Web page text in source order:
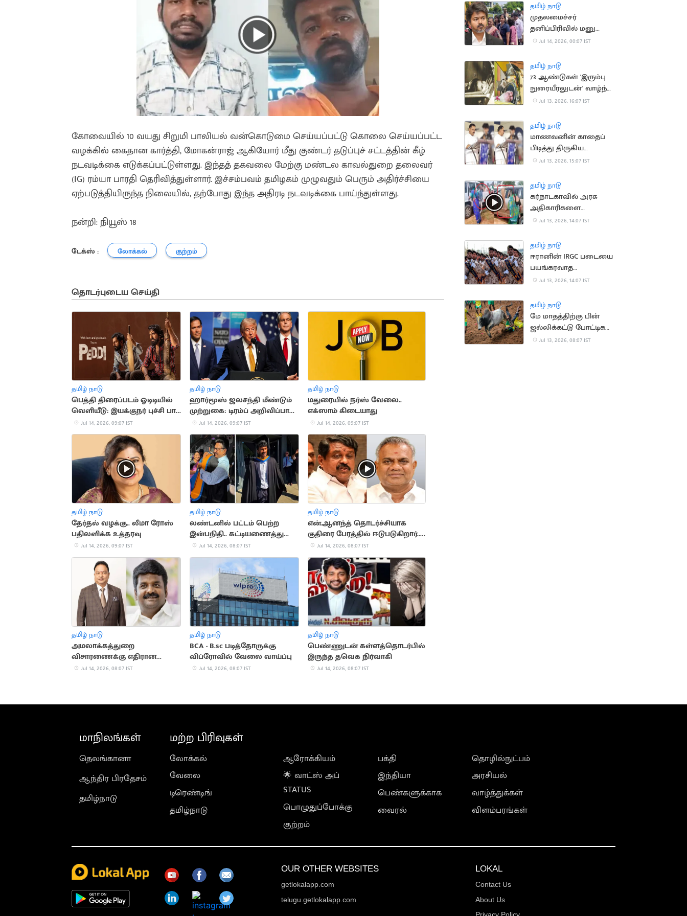
கோவையில் 10 வயது சிறுமி பாலியல் வன்கொடுமை செய்யப்பட்டு கொலை செய்யப்பட்ட
வழக்கில் கைதான கார்த்தி, மோகன்ராஜ் ஆகியோர் மீது குண்டர் தடுப்புச் சட்டத்தின் கீழ்
நடவடிக்கை எடுக்கப்பட்டுள்ளது. இந்தத் தகவலை மேற்கு மண்டல காவல்துறை தலைவர்
(IG) ரம்யா பாரதி தெரிவித்துள்ளார். இச்சம்பவம் தமிழகம் முழுவதும் பெரும் அதிர்ச்சியை
ஏற்படுத்தியிருந்த நிலையில், தற்போது இந்த அதிரடி நடவடிக்கை பாய்ந்துள்ளது.
நன்றி: நியூஸ் 18
டேக்ஸ் : லோக்கல் குற்றம்
தொடர்புடைய செய்தி
தமிழ் நாடு
பெத்தி திரைப்படம் ஓடிடியில்
வெளியீடு: இயக்குநர் புச்சி பாபு
சானா நெகிழ்ச்சி
Jul 14, 2026, 09:07 IST
தமிழ் நாடு
ஹார்மூஸ் ஜலசந்தி மீண்டும்
முற்றுகை: டிரம்ப் அறிவிப்பால்
பதற்றம்
Jul 14, 2026, 09:07 IST
தமிழ் நாடு
மதுரையில் நர்ஸ் வேலை..
எக்ஸாம் கிடையாது
Jul 14, 2026, 09:07 IST
தமிழ் நாடு
தேர்தல் வழக்கு.. லீமா ரோஸ்
பதிலளிக்க உத்தரவு
Jul 14, 2026, 09:07 IST
தமிழ் நாடு
லண்டனில் பட்டம் பெற்ற
இன்பநிதி.. கட்டியணைத்து
வாழ்த்திய மு.க.ஸ்டாலின்
Jul 14, 2026, 08:07 IST
தமிழ் நாடு
என்.ஆனந்த் தொடர்ச்சியாக
குதிரை பேரத்தில் ஈடுபடுகிறார்..
நயினார்
Jul 14, 2026, 08:07 IST
தமிழ் நாடு
அமலாக்கத்துறை
விசாரணைக்கு எதிரான
மனுவை திரும்ப பெற்றார்
Jul 14, 2026, 08:07 IST
தமிழ் நாடு
BCA - B.sc படித்தோருக்கு
விப்ரோவில் வேலை வாய்ப்பு
Jul 14, 2026, 08:07 IST
தமிழ் நாடு
பெண்ணுடன் கள்ளத்தொடர்பில்
இருந்த தவெக நிர்வாகி
Jul 14, 2026, 08:07 IST
தமிழ் நாடு
முதலமைச்சர்
தனிப்பிரிவில் மனு
அளிக்க முடியாமல்
Jul 14, 2026, 00:07 IST
தமிழ் நாடு
73 ஆண்டுகள் 'இரும்பு
நுரையீரலுடன்' வாழ்ந்த
அமெரிக்க பெண்
Jul 13, 2026, 16:07 IST
தமிழ் நாடு
மாணவனின் காதைப்
பிடித்து திருகிய
முன்னாள் அமைச்சர்
Jul 13, 2026, 15:07 IST
தமிழ் நாடு
கர்நாடகாவில் அரசு
அதிகாரிகளை
துடைப்பத்தால்
Jul 13, 2026, 14:07 IST
தமிழ் நாடு
ஈரானின் IRGC படையை
பயங்கரவாத
அமைப்பாக அறிவித்தது
Jul 13, 2026, 14:07 IST
தமிழ் நாடு
மே மாதத்திற்கு பின்
ஜல்லிக்கட்டு போட்டிகள்
நடத்தக்கூடாது..
Jul 13, 2026, 08:07 IST
மாநிலங்கள்
தெலங்கானா
ஆந்திர பிரதேசம்
தமிழ்நாடு
மற்ற பிரிவுகள்
லோக்கல்
வேலை
டிரெண்டிங்
தமிழ்நாடு
ஆரோக்கியம்
🌟 வாட்ஸ் அப்
STATUS
பொழுதுப்போக்கு
குற்றம்
பக்தி
இந்தியா
பெண்களுக்காக
வைரல்
தொழில்நுட்பம்
அரசியல்
வாழ்த்துக்கள்
விளம்பரங்கள்
OUR OTHER WEBSITES
getlokalapp.com
telugu.getlokalapp.com
LOKAL
Contact Us
About Us